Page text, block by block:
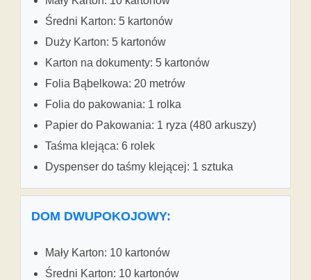
Średni Karton: 5 kartonów
Duży Karton: 5 kartonów
Karton na dokumenty: 5 kartonów
Folia Bąbelkowa: 20 metrów
Folia do pakowania: 1 rolka
Papier do Pakowania: 1 ryza (480 arkuszy)
Taśma klejąca: 6 rolek
Dyspenser do taśmy klejącej: 1 sztuka
DOM DWUPOKOJOWY:
Mały Karton: 10 kartonów
Średni Karton: 10 kartonów